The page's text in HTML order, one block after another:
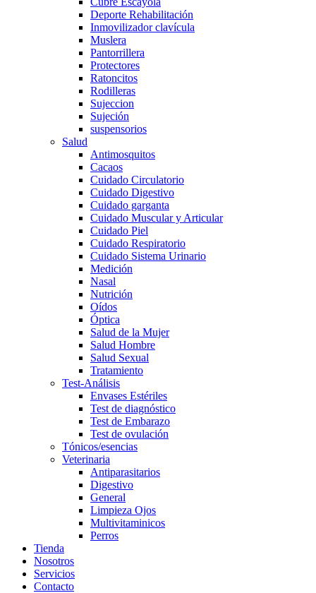
Deporte Rehabilitación
Inmovilizador clavícula
Muslera
Pantorrillera
Protectores
Ratoncitos
Rodilleras
Sujeccion
Sujeción
suspensorios
Salud
Antimosquitos
Cacaos
Cuidado Circulatorio
Cuidado Digestivo
Cuidado garganta
Cuidado Muscular y Articular
Cuidado Piel
Cuidado Respiratorio
Cuidado Sistema Urinario
Medición
Nasal
Nutrición
Oídos
Óptica
Salud de la Mujer
Salud Hombre
Salud Sexual
Tratamiento
Test-Análisis
Envases Estériles
Test de diagnóstico
Test de Embarazo
Test de ovulación
Tónicos/esencias
Veterinaria
Antiparasitarios
Digestivo
General
Limpieza Ojos
Multivitaminicos
Perros
Tienda
Nosotros
Servicios
Contacto